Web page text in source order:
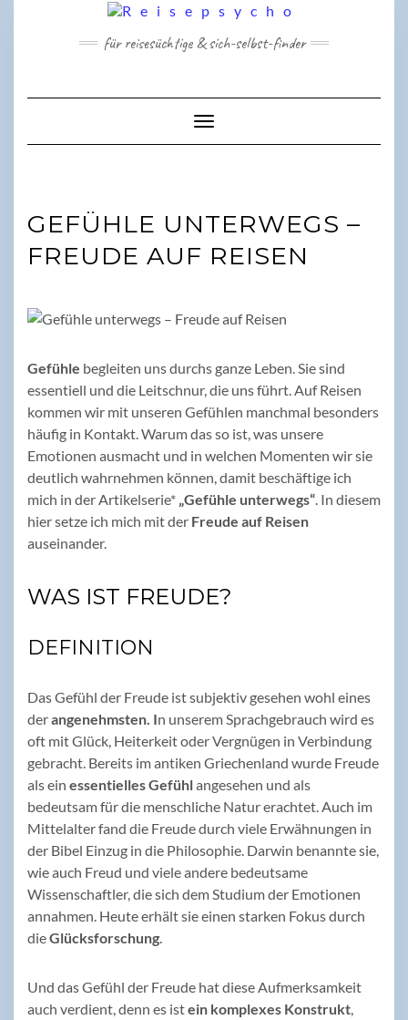
für reisesüchtige & sich-selbst-finder
Toggle Navigation
GEFÜHLE UNTERWEGS –
FREUDE AUF REISEN
Gefühle begleiten uns durchs ganze Leben. Sie sind
essentiell und die Leitschnur, die uns führt. Auf Reisen
kommen wir mit unseren Gefühlen manchmal besonders
häufig in Kontakt. Warum das so ist, was unsere
Emotionen ausmacht und in welchen Momenten wir sie
deutlich wahrnehmen können, damit beschäftige ich
mich in der Artikelserie* „Gefühle unterwegs“. In diesem
hier setze ich mich mit der Freude auf Reisen
auseinander.
WAS IST FREUDE?
DEFINITION
Das Gefühl der Freude ist subjektiv gesehen wohl eines
derangenehmsten. In unserem Sprachgebrauch wird es
oft mit Glück, Heiterkeit oder Vergnügen in Verbindung
gebracht. Bereits im antiken Griechenland wurde Freude
als ein essentielles Gefühlangesehen und als
bedeutsam für die menschliche Natur erachtet. Auch im
Mittelalter fand die Freude durch viele Erwähnungen in
der Bibel Einzug in die Philosophie. Darwin benannte sie,
wie auch Freud und viele andere bedeutsame
Wissenschaftler, die sich dem Studium der Emotionen
annahmen. Heute erhält sie einen starken Fokus durch
dieGlücksforschung.
Und das Gefühl der Freude hat diese Aufmerksamkeit
auch verdient, denn es istein komplexes Konstrukt,